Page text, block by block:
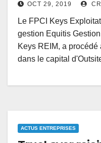
OCT 29, 2019
Le FPCI Keys
gestion Equitis
Keys REIM, a
dans le capital
ACTUS ENTREPRISES